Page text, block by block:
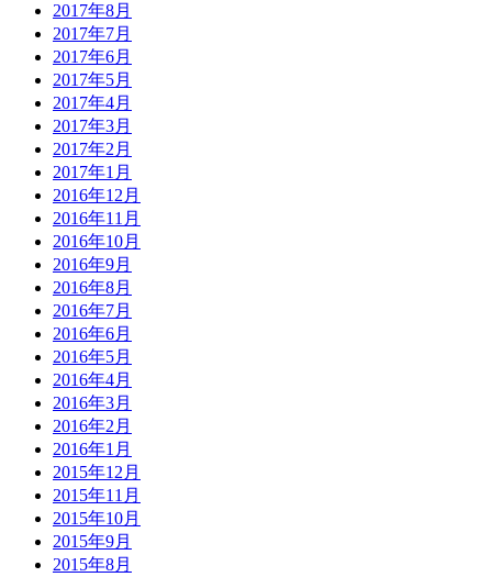
2017年8月
2017年7月
2017年6月
2017年5月
2017年4月
2017年3月
2017年2月
2017年1月
2016年12月
2016年11月
2016年10月
2016年9月
2016年8月
2016年7月
2016年6月
2016年5月
2016年4月
2016年3月
2016年2月
2016年1月
2015年12月
2015年11月
2015年10月
2015年9月
2015年8月